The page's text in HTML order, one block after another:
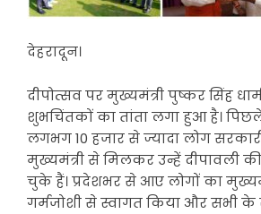
देहरादून।
दीपोत्सव पर मुख्यमंत्री पुष्कर सिंह
शुभचिंतकों का तांता लगा हुआ है।
लगभग 10 हजार से ज्यादा लोग
मुख्यमंत्री से मिलकर उन्हें दीपावली
चुके हैं। प्रदेशभर से आए लोगों का
गर्मजोशी से स्वागत किया और सभी